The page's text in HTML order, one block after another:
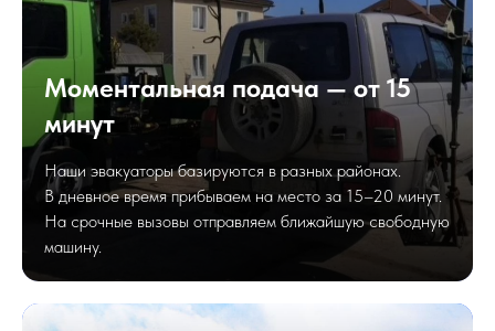
Моментальная подача — от 15
минут
Наши эвакуаторы базируются в разных районах.
В дневное время прибываем на место за 15–20 минут.
На срочные вызовы отправляем ближайшую свободную
машину.